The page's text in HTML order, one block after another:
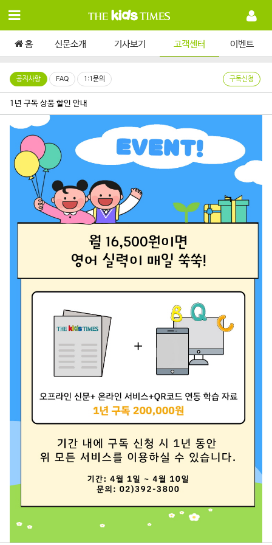
홈 신문소개 기사보기 고객센터 이벤트
공지사항 FAQ 1:1문의 구독신청
1년 구독 상품 할인 안내